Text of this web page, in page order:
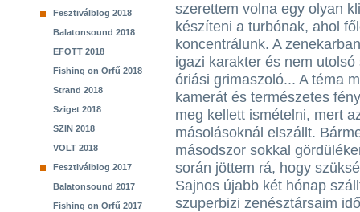
Fesztiválblog 2018
Balatonsound 2018
EFOTT 2018
Fishing on Orfű 2018
Strand 2018
Sziget 2018
SZIN 2018
VOLT 2018
Fesztiválblog 2017
Balatonsound 2017
Fishing on Orfű 2017
szerettem volna egy olyan
készíteni a turbónak, ahol
koncentrálunk. A
igazi karakter és nem utolsó
óriási grimaszoló... A téma
kamerát és természetes
meg kellett ismételni, mert
másolásoknál elszállt.
másodszor sokkal
során jöttem rá, hogy
Sajnos újabb két hónap
szuperbizi zenésztársaim